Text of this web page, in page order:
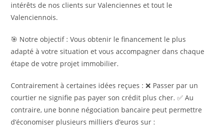
intérêts de nos clients sur Valenciennes et tout le
Valenciennois.
🎯 Notre objectif : Vous obtenir le financement le plus
adapté à votre situation et vous accompagner dans chaque
étape de votre projet immobilier.
Contrairement à certaines idées reçues : ❌ Passer par un
courtier ne signifie pas payer son crédit plus cher. ✅ Au
contraire, une bonne négociation bancaire peut permettre
d’économiser plusieurs milliers d’euros sur :